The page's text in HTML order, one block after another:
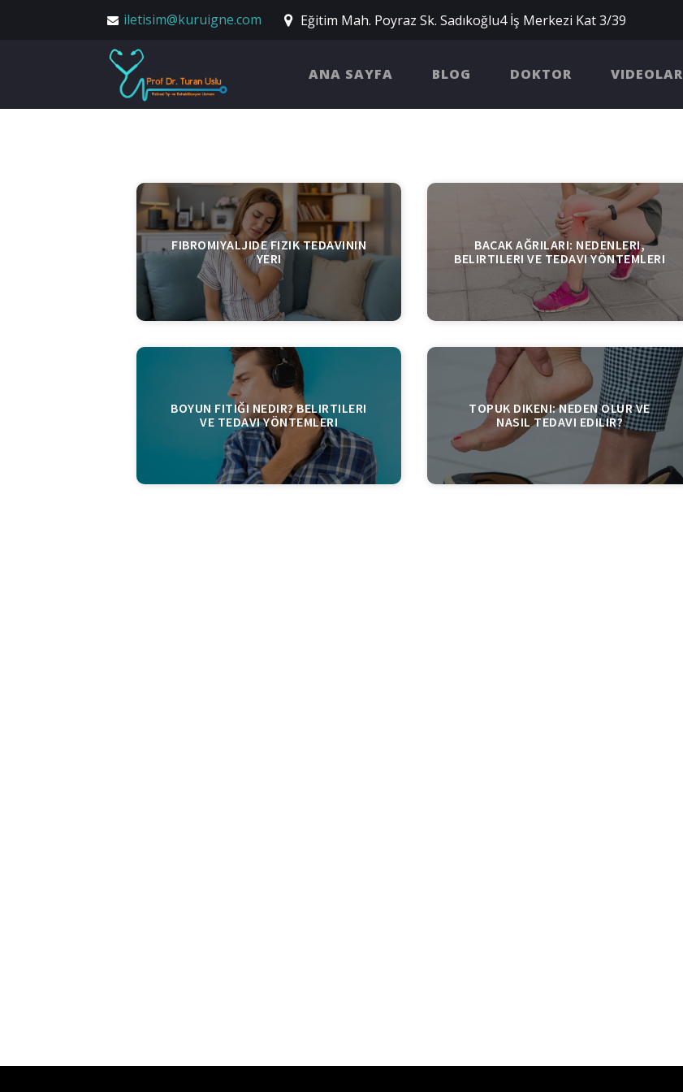
iletisim@kuruigne.com Eğitim Mah. Poyraz Sk. Sadıkoğlu4 İş Merkezi Kat 3/39
ANA SAYFA BLOG DOKTOR VIDEOLAR
FIBROMIYALJIDE FIZIK TEDAVININ
YERI
BACAK AĞRILARI: NEDENLERI,
BELIRTILERI VE TEDAVI YÖNTEMLERI
BOYUN FITIĞI NEDIR? BELIRTILERI
VE TEDAVI YÖNTEMLERI
TOPUK DIKENI: NEDEN OLUR VE
NASIL TEDAVI EDILIR?